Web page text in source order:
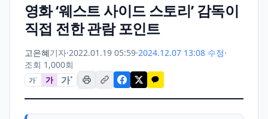
영화 ‘웨스트 사이드 스토리’ 감독이
직접 전한 관람 포인트
고은혜기자·2022.01.19 05:59·2024.12.07 13:08 수정·
조회 1,000회
가− 가 가+